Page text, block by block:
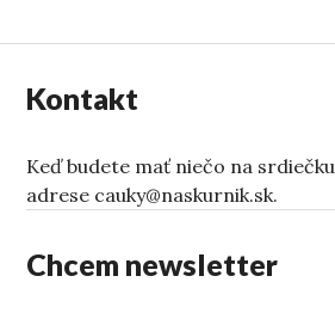
Kontakt
Keď budete mať niečo na
adrese cauky@naskurnik.sk.
Chcem newsletter